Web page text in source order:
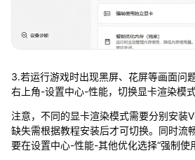
3.若运行游戏时出现黑屏、花屏等画面问
右上角-设置中心-性能，切换显卡渲染模式
注意，不同的显卡渲染模式需要分别安装
缺失需根据教程安装后才可切换。同时流
要在设置中心-性能-其他优化选择“强制使